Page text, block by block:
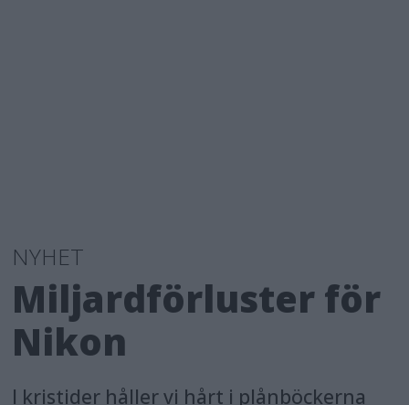
NYHET
Miljardförluster för
Nikon
I kristider håller vi hårt i plånböckerna